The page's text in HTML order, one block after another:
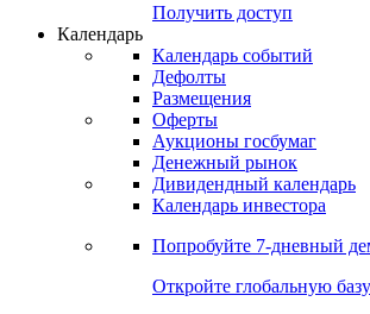
Получить доступ
Календарь
Календарь событий
Дефолты
Размещения
Оферты
Аукционы госбумаг
Денежный рынок
Дивидендный календарь
Календарь инвестора
Попробуйте 7-дневный
Откройте глобальную